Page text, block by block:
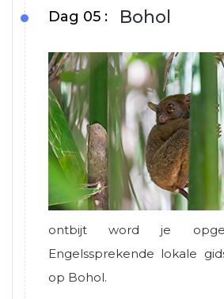
Dag 05 : Bohol
ontbijt word je
Engelssprekende lokale
op Bohol.